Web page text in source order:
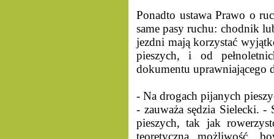
Ponadto ustawa Prawo o
same pasy ruchu: chodnik
jezdni mają korzystać
pieszych, i od
dokumentu uprawniającego
- Na drogach pijanych
- zauważa sędzia Sielecki.
pieszych, tak jak